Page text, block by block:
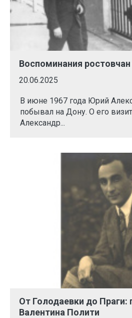
Воспоминания
20.06.2025
В июне 1967 года Юрий
побывал на Дону. О его
Александр...
От Голодаевки до Праги:
Валентина Полити